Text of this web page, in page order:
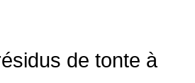
de tonte à